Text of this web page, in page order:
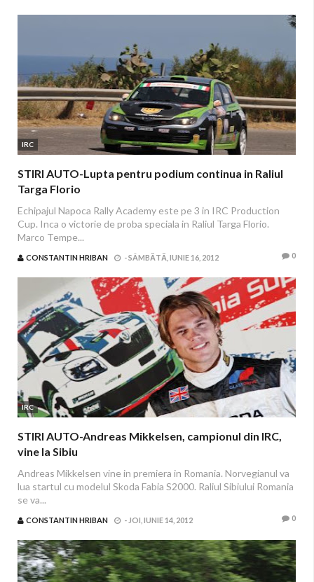
IRC
STIRI AUTO-Lupta pentru podium continua in Raliul
Targa Florio
Echipajul Napoca Rally Academy este pe 3 in IRC Production
Cup. Inca o victorie de proba speciala in Raliul Targa Florio.
Marco Tempe...
CONSTANTIN HRIBAN -SÂMBĂTĂ, IUNIE 16, 2012 0
IRC
STIRI AUTO-Andreas Mikkelsen, campionul din IRC,
vine la Sibiu
Andreas Mikkelsen vine in premiera in Romania. Norvegianul va
lua startul cu modelul Skoda Fabia S2000. Raliul Sibiului Romania
se va...
CONSTANTIN HRIBAN - JOI, IUNIE 14, 2012 0